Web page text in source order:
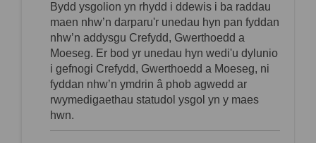
Bydd ysgolion yn rhydd i ddewis i ba raddau
maen nhw’n darparu'r unedau hyn pan fyddan
nhw’n addysgu Crefydd, Gwerthoedd a
Moeseg. Er bod yr unedau hyn wedi'u dy lunio
i gefnogi Crefydd, Gwerthoedd a Moeseg, ni
fyddan nhw’n ymdrin â phob agwedd ar
rwymedigaethau statudol ysgol yn y maes
hwn.